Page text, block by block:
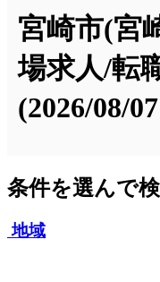
宮崎市(宮
場求人/転
(2026/08/
条件を選んで
地域